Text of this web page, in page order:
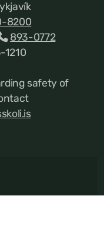
8200
893-0772
1210
safety of